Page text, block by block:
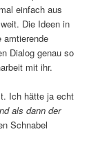
einfach aus
Die Ideen in
amtierende
Dialog genau so
mit ihr.
Ich hätte ja echt
als dann der
Schnabel